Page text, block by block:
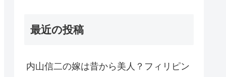
最近の投稿
内山信二の嫁は昔から美人？フィリピン